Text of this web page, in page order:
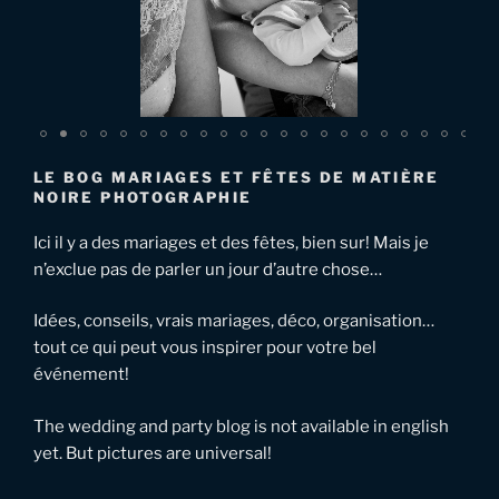
LE BOG MARIAGES ET FÊTES DE MATIÈRE
NOIRE PHOTOGRAPHIE
Ici il y a des mariages et des fêtes, bien sur! Mais je
n’exclue pas de parler un jour d’autre chose…
Idées, conseils, vrais mariages, déco, organisation…
tout ce qui peut vous inspirer pour votre bel
événement!
The wedding and party blog is not available in english
yet. But pictures are universal!